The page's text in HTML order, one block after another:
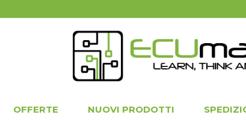
OFFERTE NUOVI PRODOTTI